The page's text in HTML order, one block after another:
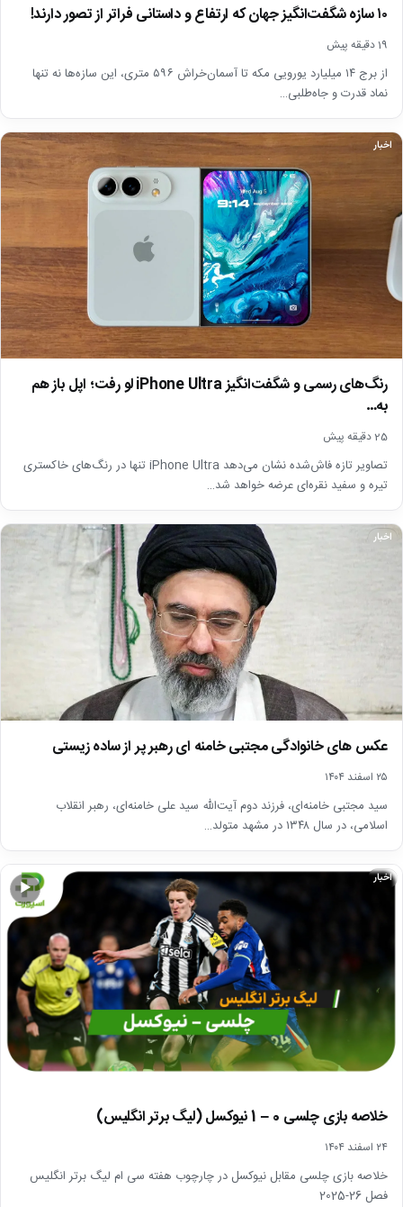
۱۰ سازه شگفت‌انگیز جهان که ارتفاع و داستانی فراتر از تصور دارند!
19 دقیقه پیش
از برج ۱۴ میلیارد یورویی مکه تا آسمان‌خراش ۵۹۶ متری، این سازه‌ها نه تنها
نماد قدرت و جاه‌طلبی…
اخبار
رنگ‌های رسمی و شگفت‌انگیز iPhone Ultra لو رفت؛ اپل باز هم
به…
25 دقیقه پیش
تصاویر تازه فاش‌شده نشان می‌دهد iPhone Ultra تنها در رنگ‌های خاکستری
تیره و سفید نقره‌ای عرضه خواهد شد…
اخبار
عکس های خانوادگی مجتبی خامنه ای رهبر پر از ساده زیستی
۲۵ اسفند ۱۴۰۴
سید مجتبی خامنه‌ای، فرزند دوم آیت‌الله سید علی خامنه‌ای، رهبر انقلاب
اسلامی، در سال ۱۳۴۸ در مشهد متولد…
▶
اخبار
خلاصه بازی چلسی 0 – 1 نیوکسل (لیگ برتر انگلیس)
۲۴ اسفند ۱۴۰۴
خلاصه بازی چلسی مقابل نیوکسل در چارچوب هفته سی ام لیگ برتر انگلیس
فصل 26-2025